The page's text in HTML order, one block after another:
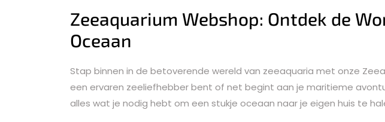
Zeeaquarium Webshop: Ontdek de
Oceaan
Stap binnen in de betoverende wereld van zeeaquaria met onze
een ervaren zeeliefhebber bent of net begint aan je maritieme
alles wat je nodig hebt om een stukje oceaan naar je eigen huis te